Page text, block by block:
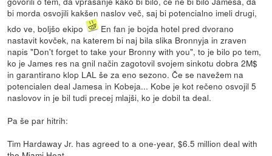
bi morda osvojili kakšen naslov več, saj bi potencialno imeli drugi,
kdo ve, boljšo ekipo
En fan je bojda hotel pred dvorano
nastavit kovček, na katerem bi naj bila slika Bronnyja in zraven
napis "Don't forget to take your Bronny with you", to je bilo po tem,
ko je James res na gnil način zagotovil svojem sinkotu dobra 2M$
in garantirano klop LAL še za eno sezono. Če se navežem na
potencialen deal Jamesa in Kobeja... Kobe je kot rečeno osvojil 5
naslovov in je bil tudi precej mlajši, ko je dobil ta deal.
Pa še par hitrih:
Tim Hardaway Jr. has agreed to a one-year, $6.5 million deal with